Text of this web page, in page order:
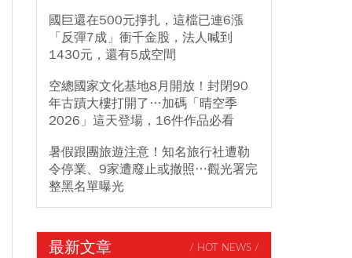
國巨還在500元掙扎，這檔已連6漲
「反彈7成」衝千金股，法人喊到
1430元，還有5成空間
空總國家文化基地8月開放！封閉90
年古蹟大樓打開了…加碼「晴空季
2026」這天登場，16件作品必看
暑假跟團旅遊注意！知名旅行社遭勒
令停業、9家遭廢止或撤照…觀光署完
整黑名單曝光
最新文章 / HOT NEWS /